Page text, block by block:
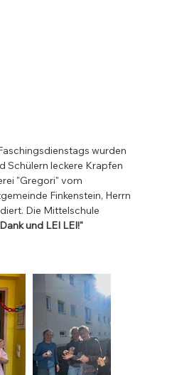
wurden
Schülern leckere Krapfen
"Gregori" vom
Finkenstein, Herrn
Die Mittelschule
und LEI LEI!"